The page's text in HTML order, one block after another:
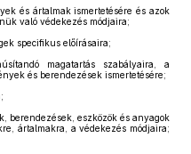
és ártalmak ismertetésére és azok
való védekezés módjaira;
specifikus előírásaira;
magatartás szabályaira, a
és berendezések ismertetésére;
berendezések, eszközök és anyagok
ártalmakra, a védekezés módjaira;